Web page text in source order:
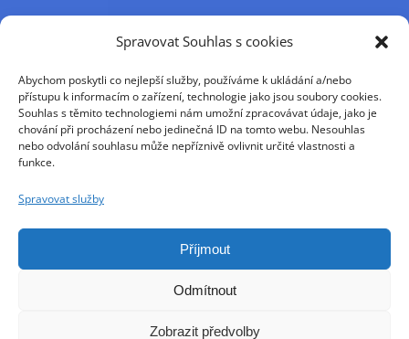
Spravovat Souhlas s cookies
Abychom poskytli co nejlepší služby, používáme k ukládání a/nebo
přístupu k informacím o zařízení, technologie jako jsou soubory cookies.
Souhlas s těmito technologiemi nám umožní zpracovávat údaje, jako je
chování při procházení nebo jedinečná ID na tomto webu. Nesouhlas
nebo odvolání souhlasu může nepříznivě ovlivnit určité vlastnosti a
funkce.
Spravovat služby
Příjmout
Odmítnout
Zobrazit předvolby
Příjmení
Křestní jméno
E-mail
Pokračováním přijímáte zásady ochrany osobních